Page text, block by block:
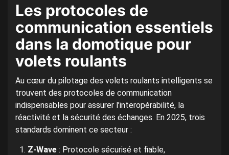
Les protocoles de
communication essentiels
dans la domotique pour
volets roulants
Au cœur du pilotage des volets roulants intelligents se
trouvent des protocoles de communication
indispensables pour assurer l’interopérabilité, la
réactivité et la sécurité des échanges. En 2025, trois
standards dominent ce secteur :
Z-Wave : Protocole sécurisé et fiable,